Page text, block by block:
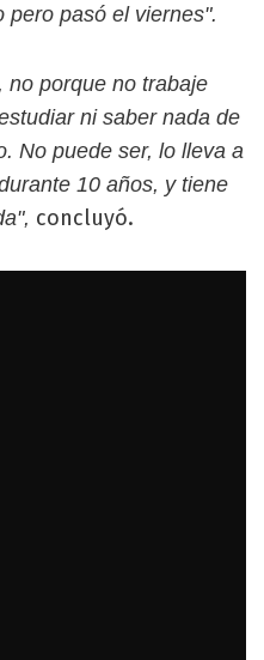
pero pasó el viernes".
no porque no trabaje
ni saber nada de
No puede ser, lo lleva a
10 años, y tiene
concluyó.